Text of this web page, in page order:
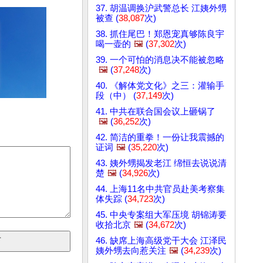
37. 胡温调换沪武警总长 江姨外甥
被查 (38,087次)
38. 抓住尾巴！郑恩宠真够陈良宇
喝一壶的 🖼️ (37,302次)
39. 一个可怕的消息决不能被忽略
🖼️ (37,248次)
40. 《解体党文化》之三：灌输手
段（中） (37,149次)
41. 中共在联合国会议上砸锅了
🖼️ (36,252次)
42. 简洁的重拳！一份让我震撼的
证词 🖼️ (35,220次)
43. 姨外甥揭发老江 绵恒去说说清
楚 🖼️ (34,926次)
44. 上海11名中共官员赴美考察集
体失踪 (34,723次)
45. 中央专案组大军压境 胡锦涛要
收拾北京 🖼️ (34,672次)
46. 缺席上海高级党干大会 江泽民
姨外甥去向惹关注 🖼️ (34,239次)